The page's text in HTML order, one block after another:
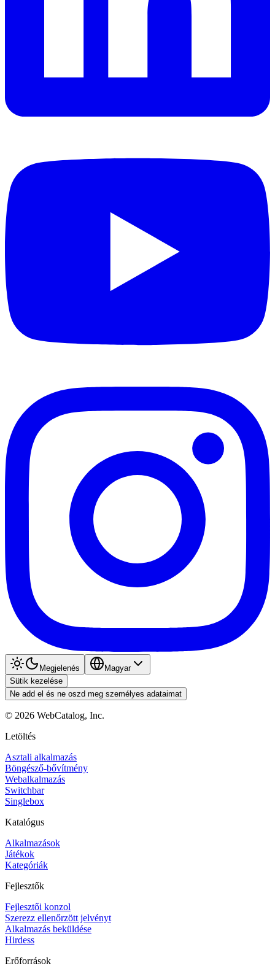
Megjelenés
Magyar
Sütik kezelése
Ne add el és ne oszd meg személyes adataimat
© 2026 WebCatalog, Inc.
Letöltés
Asztali alkalmazás
Böngésző-bővítmény
Webalkalmazás
Switchbar
Singlebox
Katalógus
Alkalmazások
Játékok
Kategóriák
Fejlesztők
Fejlesztői konzol
Szerezz ellenőrzött jelvényt
Alkalmazás beküldése
Hirdess
Erőforrások